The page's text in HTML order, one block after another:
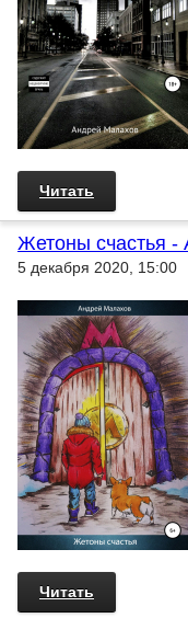
Читать
Жетоны счастья
5 декабря 2020, 15:00
Читать